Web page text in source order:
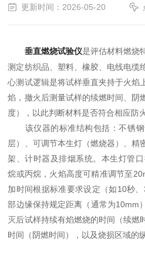
更新时间：2026-05-20
垂直燃烧试验仪是评估材料燃烧
测定纺织品、塑料、橡胶、电线电缆
心测试逻辑是将试样垂直夹持于火焰
焰，撤火后测量试样的续燃时间、阴
度），以此判断材料是否符合相应防
该仪器的标准结构包括：不锈钢
层）、可调节本生灯（燃烧器）、精
架、计时器及排烟系统。本生灯管
烷或丙烷，火焰高度可精准调节至
加时间根据标准要求设定（如10秒
部边缘保持规定距离（通常为10mm
灭后试样持续有焰燃烧的时间（续燃
时间（阴燃时间），以及烧损区域的